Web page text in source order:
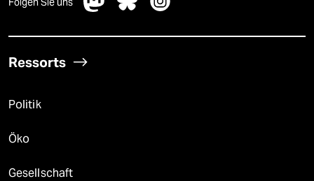
Ressorts
Politik
Öko
Gesellschaft